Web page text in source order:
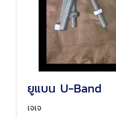
ยูแบน U-Band
เจเจ